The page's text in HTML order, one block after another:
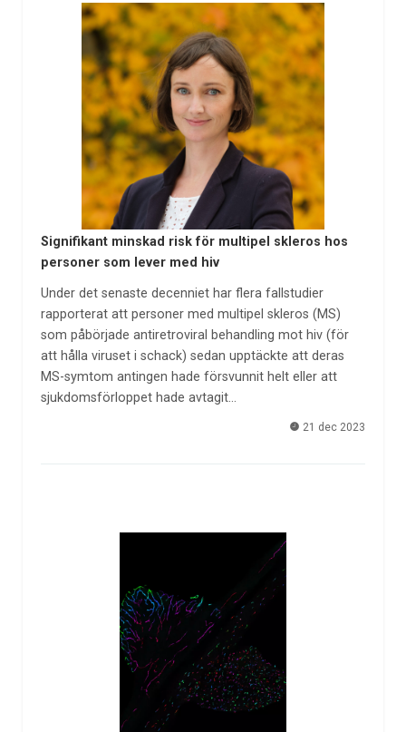
Signifikant minskad risk för multipel skleros hos
personer som lever med hiv
Under det senaste decenniet har flera fallstudier
rapporterat att personer med multipel skleros (MS)
som påbörjade antiretroviral behandling mot hiv (för
att hålla viruset i schack) sedan upptäckte att deras
MS-symtom antingen hade försvunnit helt eller att
sjukdomsförloppet hade avtagit…
21 dec 2023